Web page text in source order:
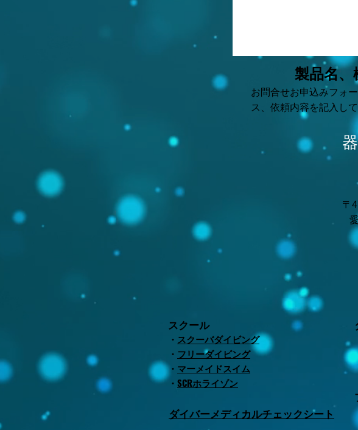
製品名
お問合せお申込みフォ
ス、依頼内容を記入し
〒
スクール
・ スクーバダイビング
・ フリーダイビング
・ マーメイドスイム
​・ SCRホライゾン
​ダイバーメディカルチェックシート